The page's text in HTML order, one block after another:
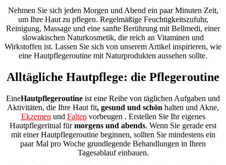
Nehmen Sie sich jeden Morgen und Abend ein paar Minuten Zeit,
um Ihre Haut zu pflegen. Regelmäßige Feuchtigkeitszufuhr,
Reinigung, Massage und eine sanfte Berührung mit Bellmedi, einer
slowakischen Naturkosmetik, die reich an Vitaminen und
Wirkstoffen ist. Lassen Sie sich von unserem Artikel inspirieren, wie
eine Hautpflegeroutine mit Naturprodukten aussehen sollte.
Alltägliche Hautpflege: die Pflegeroutine
EineHautpflegeroutine ist eine Reihe von täglichen Aufgaben und
Aktivitäten, die Ihre Haut fit, gesund und schön halten und Akne,
Ekzemen und Falten vorbeugen . Erstellen Sie Ihr eigenes
Hautpflegeritual fürmorgens und abends. Wenn Sie gerade erst
mit einer Hautpflegeroutine beginnen, sollten Sie mindestens ein
paar Mal pro Woche grundlegende Behandlungen in Ihren
Tagesablauf einbauen.